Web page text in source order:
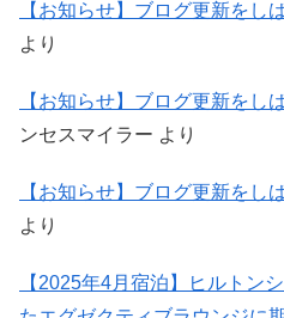
【お知らせ】ブログ更新をし
より
【お知らせ】ブログ更新をし
ンセスマイラー より
【お知らせ】ブログ更新をし
より
【2025年4月宿泊】ヒルトン